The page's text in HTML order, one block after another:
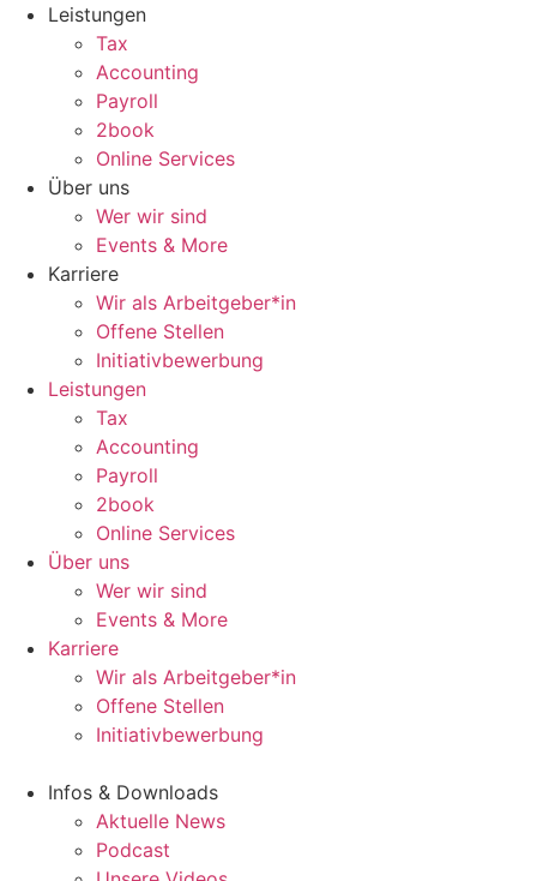
Zum
wechseln
Leistungen
Tax
Accounting
Payroll
2book
Online Services
Über uns
Wer wir sind
Events & More
Karriere
Wir als Arbeitgeber*in
Offene Stellen
Initiativbewerbung
Leistungen
Tax
Accounting
Payroll
2book
Online Services
Über uns
Wer wir sind
Events & More
Karriere
Wir als Arbeitgeber*in
Offene Stellen
Initiativbewerbung
Infos & Downloads
Aktuelle News
Podcast